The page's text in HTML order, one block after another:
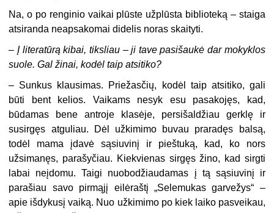
Na, o po renginio vaikai plūste užplūsta biblioteką – staiga
atsiranda neapsakomai didelis noras skaityti.
– Į literatūrą kibai, tiksliau – ji tave pasišaukė dar mokyklos
suole. Gal žinai, kodėl taip atsitiko?
– Sunkus klausimas. Priežasčių, kodėl taip atsitiko, gali
būti bent kelios. Vaikams nesyk esu pasakojęs, kad,
būdamas bene antroje klasėje, persišaldžiau gerklę ir
susirgęs atguliau. Dėl užkimimo buvau praradęs balsą,
todėl mama įdavė sąsiuvinį ir pieštuką, kad, ko nors
užsimanęs, parašyčiau. Kiekvienas sirgęs žino, kad sirgti
labai neįdomu. Taigi nuobodžiaudamas į tą sąsiuvinį ir
parašiau savo pirmąjį eilėraštį „Selemukas garvežys“ –
apie išdykusį vaiką. Nuo užkimimo po kiek laiko pasveikau,